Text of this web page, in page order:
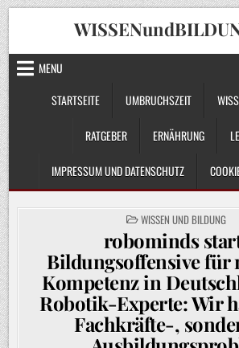
Skip
to
content
MENU
STARTSEITE
UMBRUCHSZEIT
RATGEBER ERNÄHRUNG
IMPRESSUM UND DATENSCHUTZ
POSTED
IN
WISSEN UND BILDUNG
robominds
Bildungsoffensive für
Kompetenz in
Robotik-Experte: Wir
Fachkräfte-,